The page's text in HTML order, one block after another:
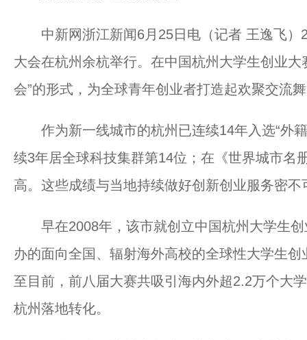
中新网浙江新闻6月25日电（记者 王逸飞）
大会在杭州余杭举行。在中国杭州大学生创业
会”的形式，为全球青年创业者打造起欢聚交流
作为新一线城市的杭州已连续14年入选“外籍
续3年居全球科技集群第14位；在《世界城市名
高。这些成绩与当地持续做好创新创业服务密不
早在2008年，该市就创立中国杭州大学生创
办的面向全国、辐射海外高校的全球性大学生
至目前，前八届大赛共吸引海内外超2.2万个大
杭州落地转化。